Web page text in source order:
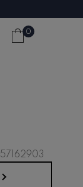
0
57162903